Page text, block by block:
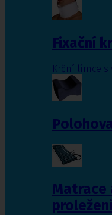
Fixační
Krční límce s
Matrace